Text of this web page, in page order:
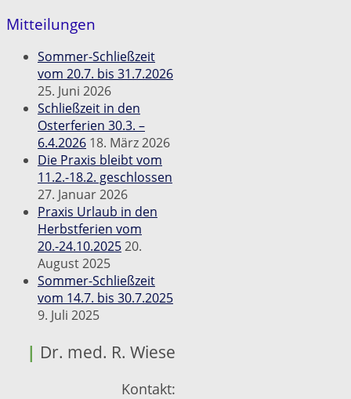
Mitteilungen
Sommer-Schließzeit
vom 20.7. bis 31.7.2026
25. Juni 2026
Schließzeit in den
Osterferien 30.3. –
6.4.2026 18. März 2026
Die Praxis bleibt vom
11.2.-18.2. geschlossen
27. Januar 2026
Praxis Urlaub in den
Herbstferien vom
20.-24.10.202520.
August 2025
Sommer-Schließzeit
vom 14.7. bis 30.7.2025
9. Juli 2025
| Dr. med. R. Wiese
Kontakt: